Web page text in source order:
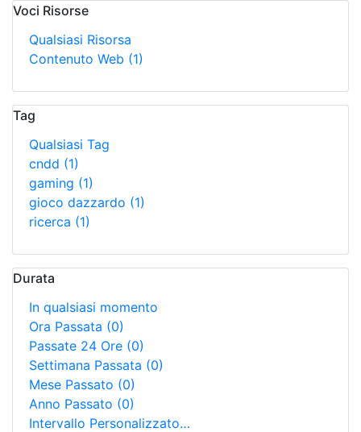
Voci Risorse
Qualsiasi Risorsa
Contenuto Web (1)
Tag
Qualsiasi Tag
cndd (1)
gaming (1)
gioco dazzardo (1)
ricerca (1)
Durata
In qualsiasi momento
Ora Passata (0)
Passate 24 Ore (0)
Settimana Passata (0)
Mese Passato (0)
Anno Passato (0)
Intervallo Personalizzato…